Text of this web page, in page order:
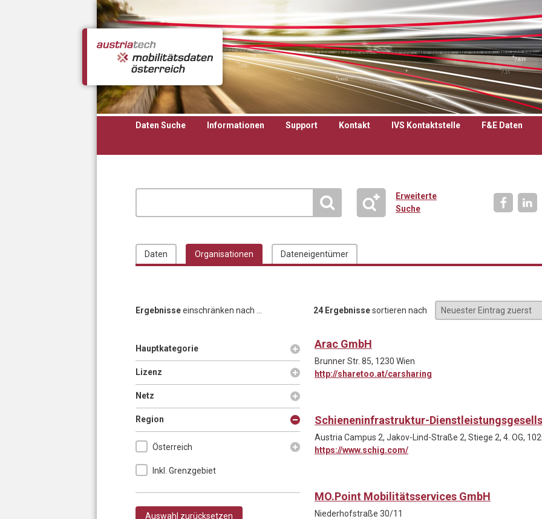
Daten Suche Informationen Support Kontakt IVS Kontaktstelle F&E Daten
Erweiterte
Suche
Daten Organisationen Dateneigentümer
Ergebnisseeinschränken nach ... 24 Ergebnissesortieren nach
Anzeigen
Hauptkategorie
Anzeigen
Lizenz
Anzeigen
Netz
Ausblenden
Region
Österreich
Inkl. Grenzgebiet
Arac GmbH
Brunner Str. 85, 1230 Wien
http://sharetoo.at/carsharing
Schieneninfrastruktur-
Austria Campus 2, Jakov-Lind-Straße 2, Stiege 2, 4. OG,
https://www.schig.com/
MO.Point Mobilitätsservices GmbH
Niederhofstraße 30/11
Seiten